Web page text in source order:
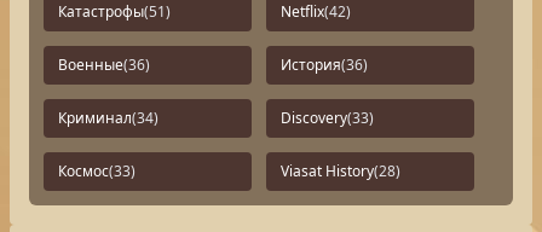
Катастрофы(51) Netflix(42)
Военные(36) История(36)
Криминал(34) Discovery(33)
Космос(33) Viasat History(28)